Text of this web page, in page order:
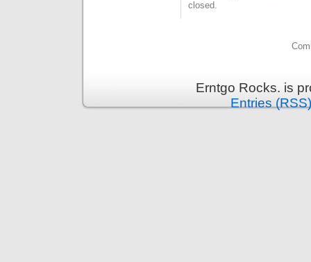
closed.
Erntgo Rocks. is
Entries (RSS)